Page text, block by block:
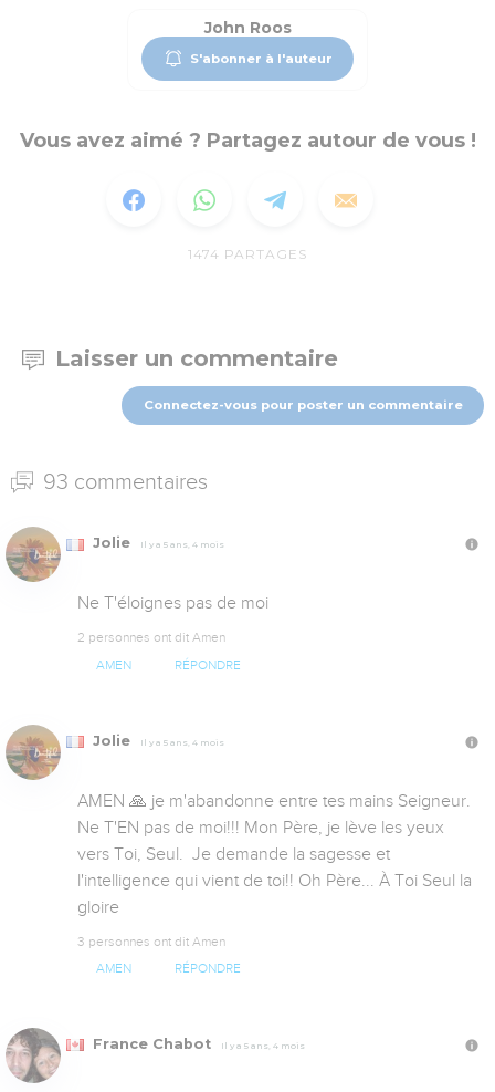
John Roos
S'abonner à l'auteur
Vous avez aimé ? Partagez autour de vous !
1474 PARTAGES
Laisser un commentaire
Connectez-vous pour poster un commentaire
93 commentaires
Jolie Il y a 5 ans, 4 mois
Ne T'éloignes pas de moi
2 personnes ont dit Amen
AMEN RÉPONDRE
Jolie Il y a 5 ans, 4 mois
AMEN 🙏 je m'abandonne entre tes mains Seigneur.
Ne T'EN pas de moi!!! Mon Père, je lève les yeux
vers Toi, Seul.  Je demande la sagesse et
l'intelligence qui vient de toi!! Oh Père... À Toi Seul la
gloire
3 personnes ont dit Amen
AMEN RÉPONDRE
France Chabot Il y a 5 ans, 4 mois